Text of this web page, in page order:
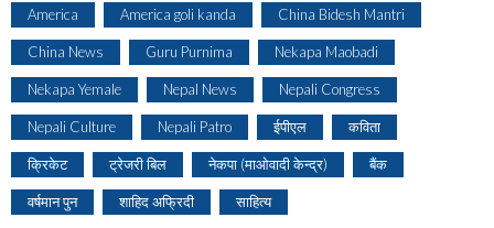
America America goli kanda China Bidesh Mantri
China News Guru Purnima Nekapa Maobadi
Nekapa Yemale Nepal News Nepali Congress
Nepali Culture Nepali Patro ईपीएल कविता
क्रिकेट ट्रेजरी बिल नेकपा (माओवादी केन्द्र) बैंक
वर्षमान पुन शाहिद अफ्रिदी साहित्य